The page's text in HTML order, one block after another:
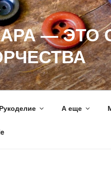
— ЭТО
Рукоделие А еще